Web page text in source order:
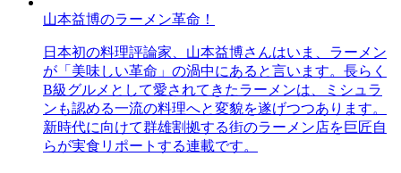
山本益博のラーメン革命！
日本初の料理評論家、山本益博さんはいま、ラーメン
が「美味しい革命」の渦中にあると言います。長らく
B級グルメとして愛されてきたラーメンは、ミシュラ
ンも認める一流の料理へと変貌を遂げつつあります。
新時代に向けて群雄割拠する街のラーメン店を巨匠自
らが実食リポートする連載です。